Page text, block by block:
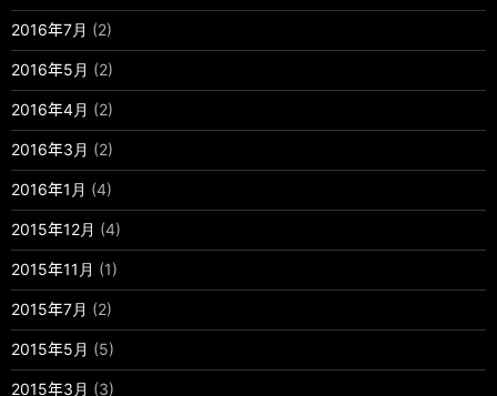
2016年7月 (2)
2016年5月 (2)
2016年4月 (2)
2016年3月 (2)
2016年1月 (4)
2015年12月 (4)
2015年11月 (1)
2015年7月 (2)
2015年5月 (5)
2015年3月 (3)